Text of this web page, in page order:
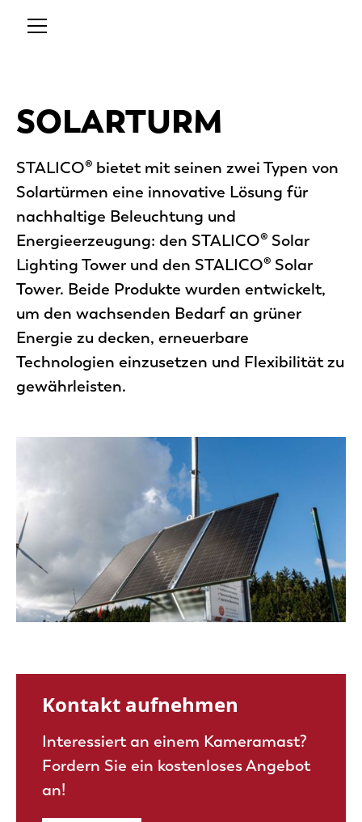
SOLARTURM
STALICO® bietet mit seinen zwei Typen von
Solartürmen eine innovative Lösung für
nachhaltige Beleuchtung und
Energieerzeugung: den STALICO® Solar
Lighting Tower und den STALICO® Solar
Tower. Beide Produkte wurden entwickelt,
um den wachsenden Bedarf an grüner
Energie zu decken, erneuerbare
Technologien einzusetzen und Flexibilität zu
gewährleisten.
Kontakt aufnehmen
Interessiert an einem Kameramast?
Fordern Sie ein kostenloses Angebot
an!